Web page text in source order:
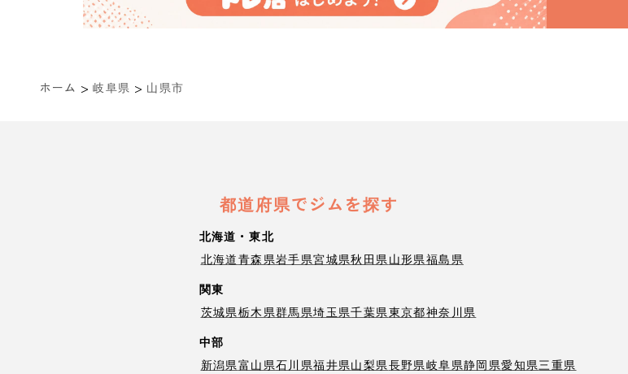
ホーム > 岐阜県 > 山県市
都道府県でジムを探す
北海道・東北
北海道青森県岩手県宮城県秋田県山形県福島県
関東
茨城県栃木県群馬県埼玉県千葉県東京都神奈川県
中部
新潟県富山県石川県福井県山梨県長野県岐阜県静岡県愛知県三重県